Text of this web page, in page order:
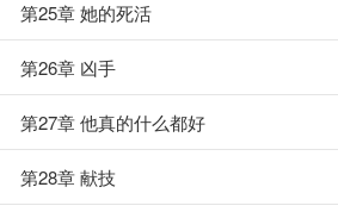
第25章 她的死活
第26章 凶手
第27章 他真的什么都好
第28章 献技